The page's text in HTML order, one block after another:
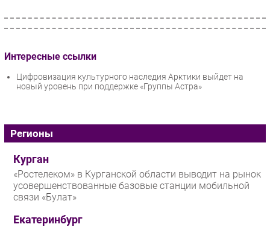
Интересные ссылки
Цифровизация культурного наследия Арктики выйдет на
новый уровень при поддержке «Группы Астра»
Регионы
Курган
«Ростелеком» в Курганской области выводит на рынок
усовершенствованные базовые станции мобильной
связи «Булат»
Екатеринбург